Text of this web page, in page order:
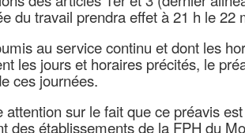
du travail prendra effet à 21 h le 22
au service continu et dont les
les jours et horaires précités, le
ces journées.
attention sur le fait que ce préavis
des établissements de la FPH du